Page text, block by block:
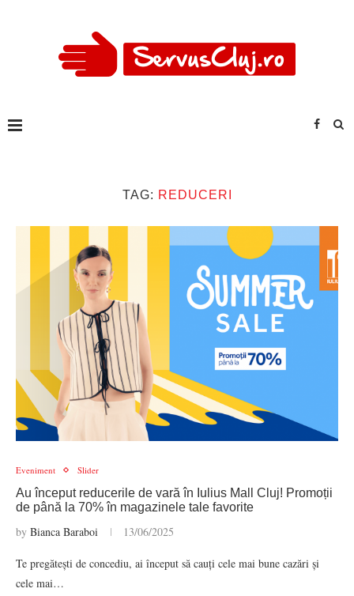
TAG: REDUCERI
Eveniment Slider
Au început reducerile de vară în Iulius Mall Cluj! Promoții
de până la 70% în magazinele tale favorite
by Bianca Baraboi 13/06/2025
Te pregătești de concediu, ai început să cauți cele mai bune cazări și
cele mai…